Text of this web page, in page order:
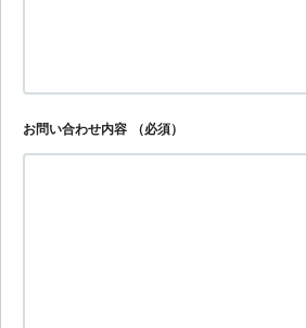
お問い合わせ内容 （必須）